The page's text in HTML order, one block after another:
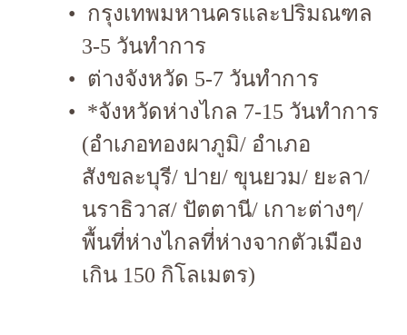
กรุงเทพมหานครและปริมณฑล
3-5 วันทำการ
ต่างจังหวัด 5-7 วันทำการ
*จังหวัดห่างไกล 7-15 วันทำการ
(อำเภอทองผาภูมิ/ อำเภอ
สังขละบุรี/ ปาย/ ขุนยวม/ ยะลา/
นราธิวาส/ ปัตตานี/ เกาะต่างๆ/
พื้นที่ห่างไกลที่ห่างจากตัวเมือง
เกิน 150 กิโลเมตร)